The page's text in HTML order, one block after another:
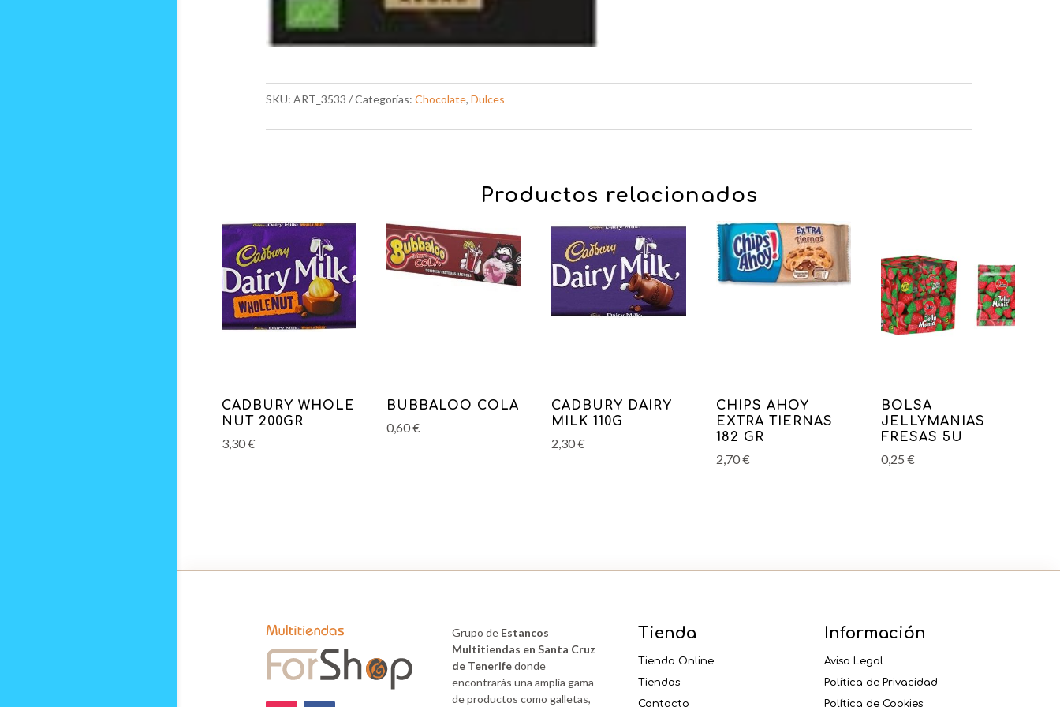
SKU: ART_3533 Categorías: Chocolate, Dulces
Productos relacionados
CADBURY WHOLE
NUT 200GR
3,30€
BUBBALOO COLA
0,60€
CADBURY DAIRY
MILK 110G
2,30€
CHIPS AHOY
EXTRA TIERNAS
182 GR
2,70€
BOLSA
JELLYMANIAS
FRESAS 5U
0,25 €
Grupo de Estancos
Multitiendas en Santa Cruz
de Tenerifedonde
encontrarás una amplia gama
de productos como galletas,
Tienda
Tienda Online
Tiendas
Contacto
Información
Aviso Legal
Política de Privacidad
Política de Cookies